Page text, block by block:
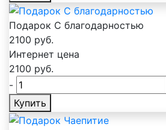
Подарок С благодарностью
2100 руб.
Интернет цена
2100 руб.
-
Купить